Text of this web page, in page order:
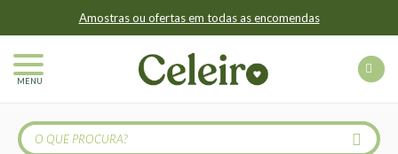
Amostras ou ofertas em todas as encomendas
MENU